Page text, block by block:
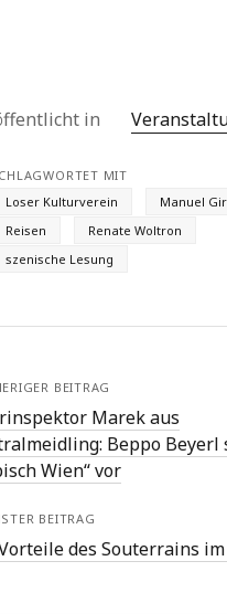
in
MIT
Loser Kulturverein
Manuel
Reisen
Renate Woltron
szenische Lesung
BEITRAG
Marek aus
Beppo Beyerl
Wien“ vor
BEITRAG
des Souterrains